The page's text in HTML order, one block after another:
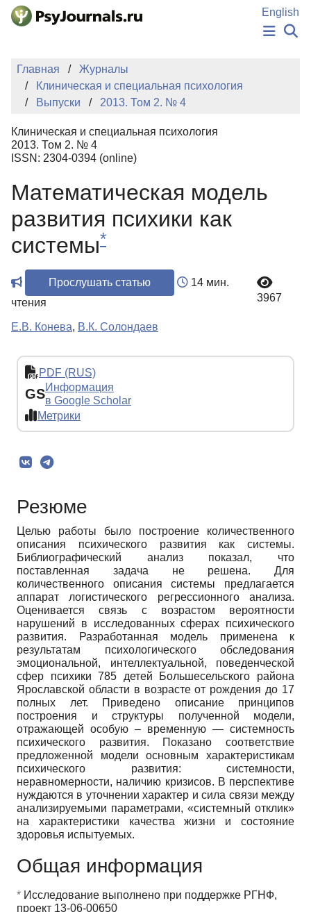
Перейти к основному содержанию
English
НОВОСТИ
АВТОРЫ
КЛЮЧЕВЫЕ СЛОВА
Регистрация
Главная
Журналы
Клиническая и специальная психология
Выпуски
2013. Том 2. № 4
Клиническая и специальная психология
2013. Том 2. № 4
ISSN: 2304-0394 (online)
Математическая модель
развития психики как
системы*
Прослушать статью
14 мин.
чтения
3967
Е.В. Конева, В.К. Солондаев
PDF (RUS)
GSИнформация
в Google Scholar
Метрики
Резюме
Целью работы было построение количественного
описания психического развития как системы.
Библиографический анализ показал, что
поставленная задача не решена. Для
количественного описания системы предлагается
аппарат логистического регрессионного анализа.
Оценивается связь с возрастом вероятности
нарушений в исследованных сферах психического
развития. Разработанная модель применена к
результатам психологического обследования
эмоциональной, интеллектуальной, поведенческой
сфер психики 785 детей Большесельского района
Ярославской области в возрасте от рождения до 17
полных лет. Приведено описание принципов
построения и структуры полученной модели,
отражающей особую – временную — системность
психического развития. Показано соответствие
предложенной модели основным характеристикам
психического развития: системности,
неравномерности, наличию кризисов. В перспективе
нуждаются в уточнении характер и сила связи между
анализируемыми параметрами, «системный отклик»
на характеристики качества жизни и состояние
здоровья испытуемых.
Общая информация
* Исследование выполнено при поддержке РГНФ,
проект 13-06-00650